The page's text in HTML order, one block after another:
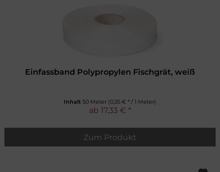
Einfassband Polypropylen Fischgrät, weiß
Inhalt 50 Meter (0,35 € * / 1 Meter)
ab 17,33 € *
Zum Produkt